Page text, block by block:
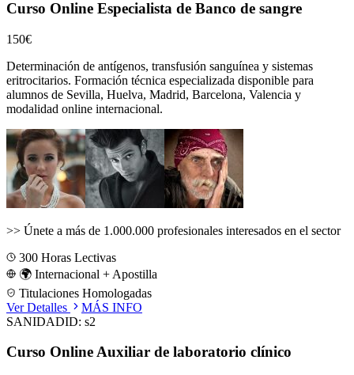
Curso Online Especialista de Banco de sangre
150€
Determinación de antígenos, transfusión sanguínea y sistemas
eritrocitarios. Formación técnica especializada disponible para
alumnos de Sevilla, Huelva, Madrid, Barcelona, Valencia y
modalidad online internacional.
>> Únete a más de 1.000.000 profesionales interesados en el sector
300 Horas Lectivas
🌍 Internacional + Apostilla
Titulaciones Homologadas
Ver Detalles
MÁS INFO
SANIDADID: s2
Curso Online Auxiliar de laboratorio clínico